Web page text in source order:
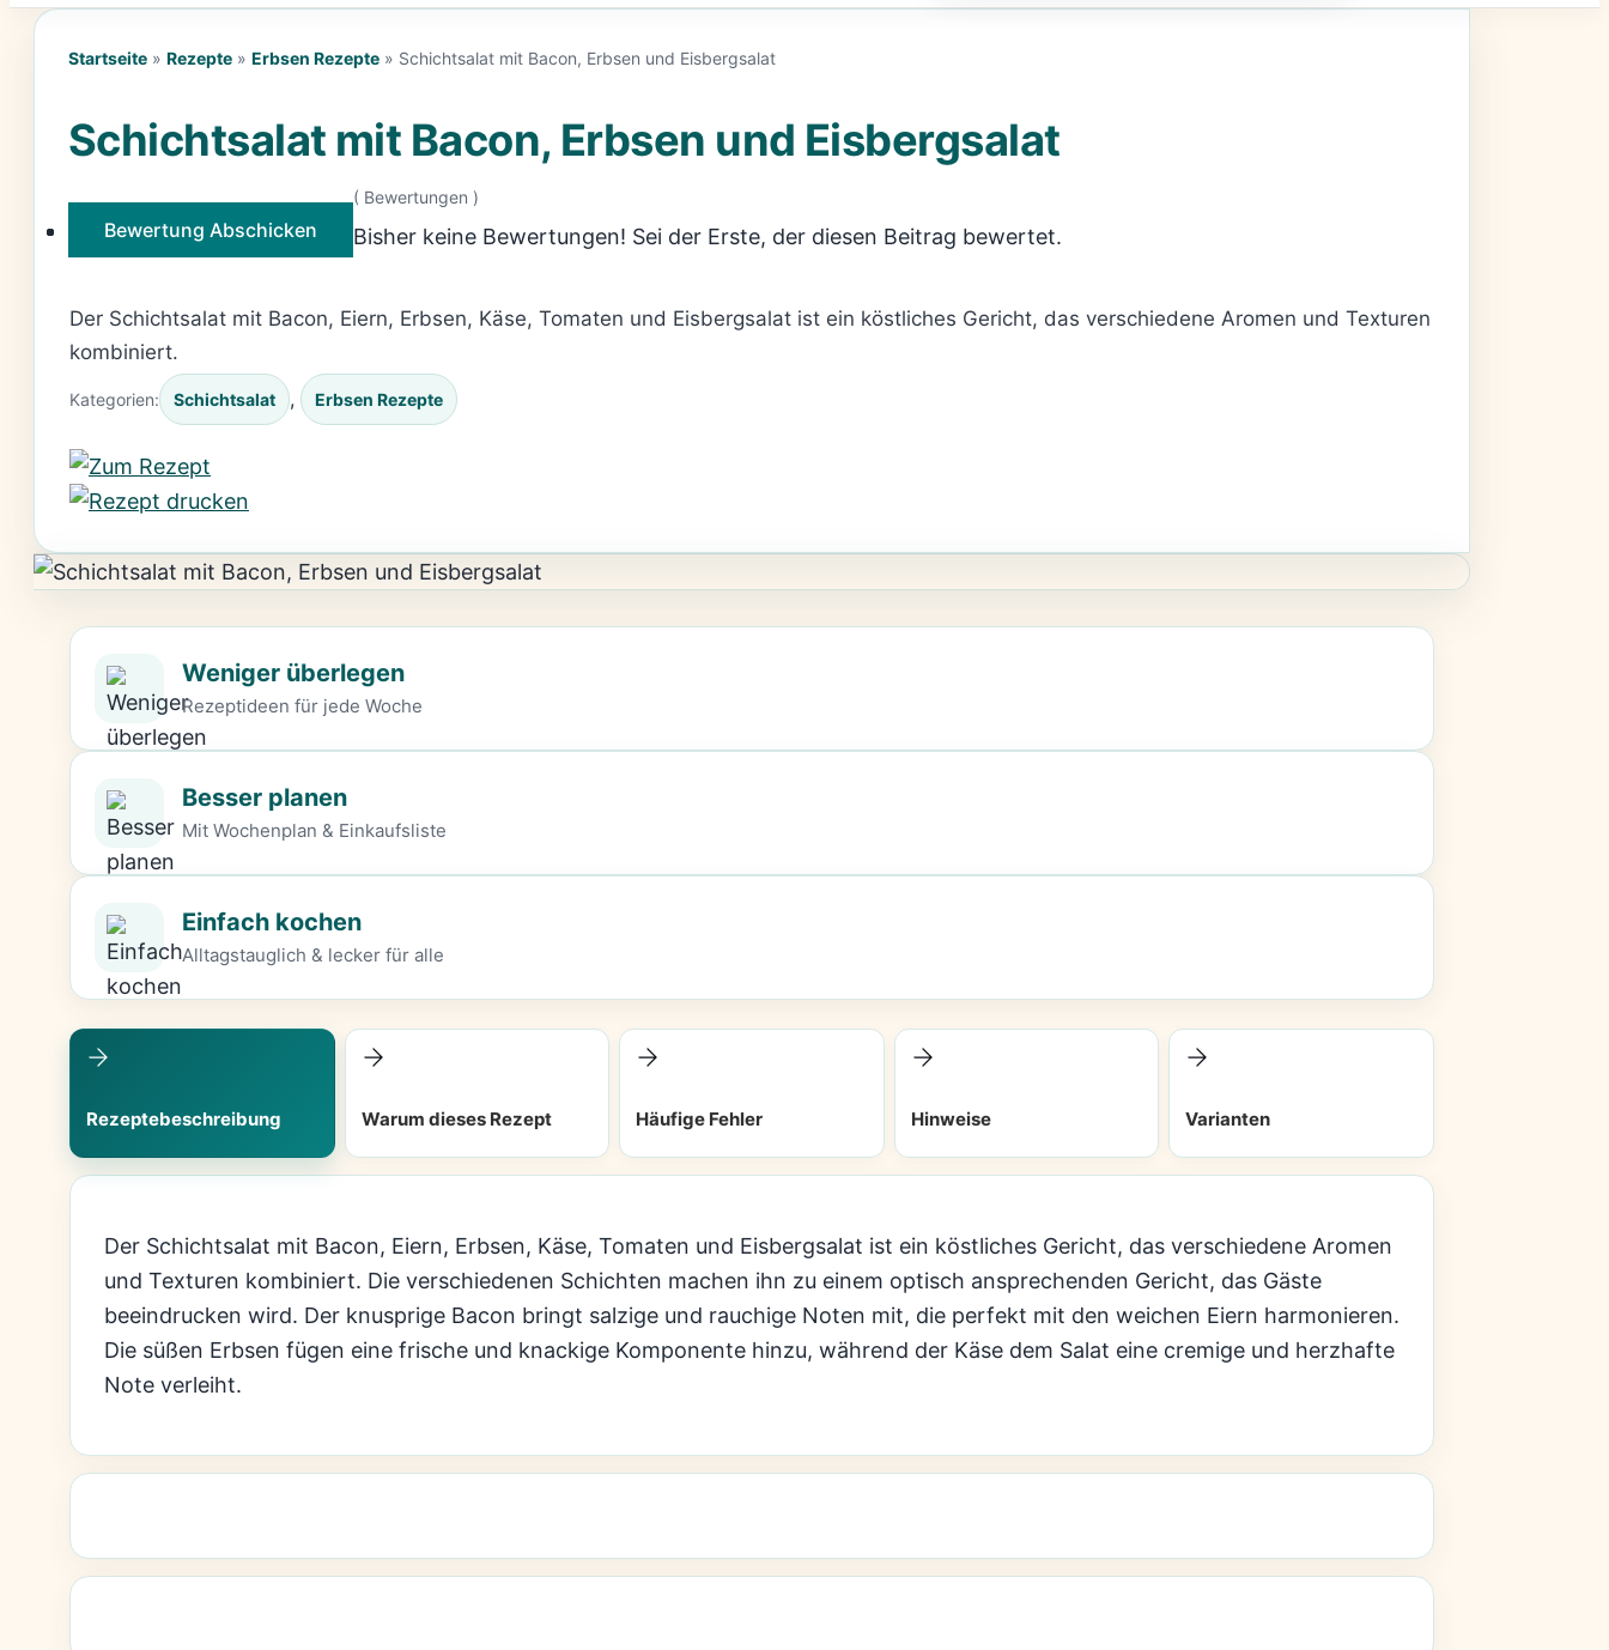
Startseite » Rezepte » Erbsen Rezepte » Schichtsalat mit Bacon, Erbsen und Eisbergsalat
Schichtsalat mit Bacon, Erbsen und Eisbergsalat
Bewertung Abschicken
( Bewertungen )
Bisher keine Bewertungen! Sei der Erste, der diesen Beitrag bewertet.
Der Schichtsalat mit Bacon, Eiern, Erbsen, Käse, Tomaten und Eisbergsalat ist ein köstliches Gericht, das verschiedene Aromen und Texturen
kombiniert.
Kategorien: Schichtsalat , Erbsen Rezepte
Weniger überlegen
Rezeptideen für jede Woche
Besser planen
Mit Wochenplan & Einkaufsliste
Einfach kochen
Alltagstauglich & lecker für alle
Rezeptebeschreibung Warum dieses Rezept Häufige Fehler Hinweise Varianten
Der Schichtsalat mit Bacon, Eiern, Erbsen, Käse, Tomaten und Eisbergsalat ist ein köstliches Gericht, das verschiedene Aromen
und Texturen kombiniert. Die verschiedenen Schichten machen ihn zu einem optisch ansprechenden Gericht, das Gäste
beeindrucken wird. Der knusprige Bacon bringt salzige und rauchige Noten mit, die perfekt mit den weichen Eiern harmonieren.
Die süßen Erbsen fügen eine frische und knackige Komponente hinzu, während der Käse dem Salat eine cremige und herzhafte
Note verleiht.